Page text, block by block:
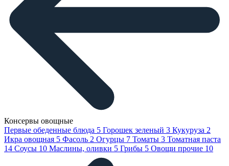
Консервы овощные
Первые обеденные блюда 5 Горошек зеленый 3 Кукуруза 2
Икра овощная 5 Фасоль 2 Огурцы 7 Томаты 3 Томатная паста
14 Соусы 10 Маслины, оливки 5 Грибы 5 Овощи прочие 10